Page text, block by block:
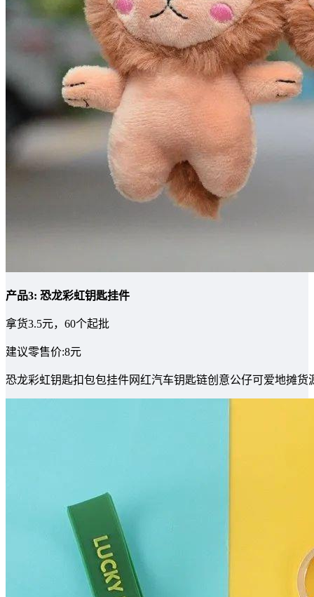
产品3: 恐龙彩虹钥匙挂件
拿货3.5元，60个起批
建议零售价:8元
恐龙彩虹钥匙扣包包挂件网红汽车钥匙链创意公仔可爱地摊货